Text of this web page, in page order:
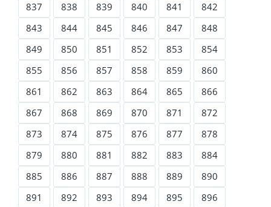
837
838 839 840 841
842
843
844 845 846 847
848
849
850 851 852 853
854
855
856 857 858 859
860
861
862 863 864 865
866
867
868 869 870 871
872
873
874 875 876 877
878
879
880 881 882 883
884
885
886 887 888 889
890
891
892 893 894 895
896